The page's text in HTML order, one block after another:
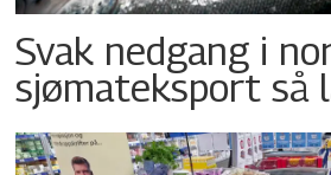
Svak nedgang i
sjømateksport så